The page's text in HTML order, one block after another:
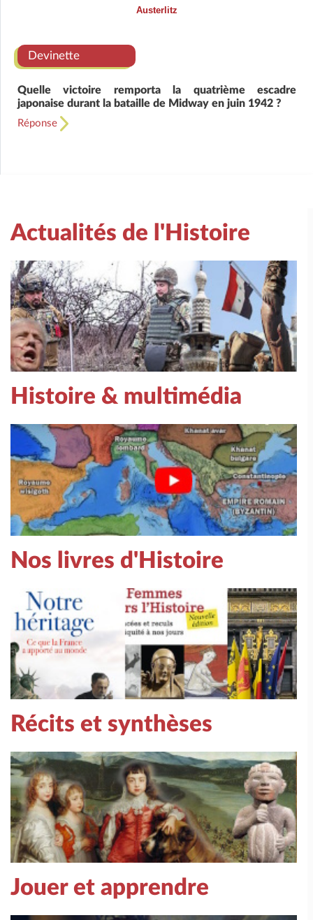
Austerlitz
Devinette
Quelle victoire remporta la quatrième escadre
japonaise durant la bataille de Midway en juin 1942 ?
Réponse
Actualités de l'Histoire
Histoire & multimédia
Nos livres d'Histoire
Récits et synthèses
Jouer et apprendre